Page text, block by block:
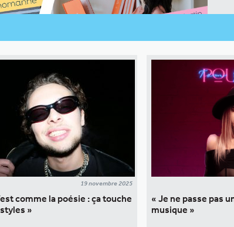
19 novembre 2025
comme la poésie : ça touche
»
« Je ne passe pas
musique »